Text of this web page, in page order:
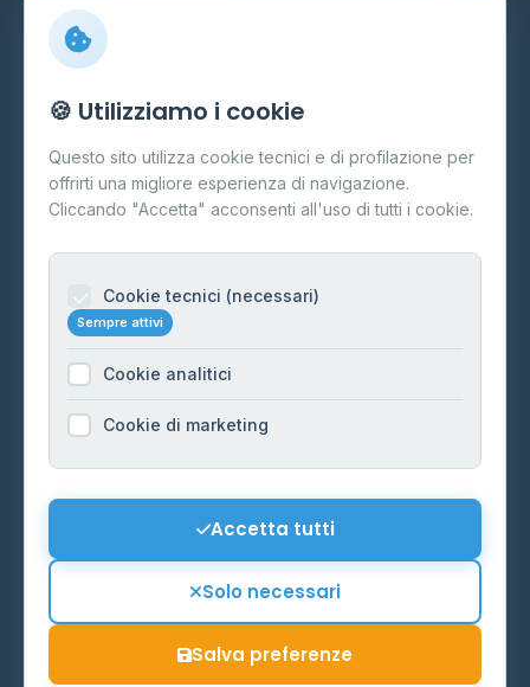
Info
Cos'è il GPL
FAQ
Contatti
Informazioni legali
Cookie Policy
Preferenze Cookie
Mappa del sito
🍪 Utilizziamo i cookie
Questo sito utilizza cookie tecnici e di profilazione per
offrirti una migliore esperienza di navigazione.
Cliccando "Accetta" acconsenti all'uso di tutti i cookie.
Cookie tecnici (necessari)
Sempre attivi
Cookie analitici
Cookie di marketing
Accetta tutti
Solo necessari
Salva preferenze